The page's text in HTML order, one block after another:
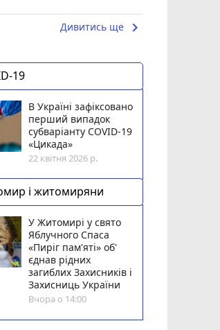
Дивитись ще keyboard_arrow_right
19
В Україні зафіксовано
перший випадок
субваріанту COVID-19
«Цикада»
22 квітня 2026 р.
і житомиряни
У Житомирі у свято
Яблучного Спаса
«Пиріг пам'яті» об'
єднав рідних
загиблих Захисників і
Захисниць України
Вчора о 14:00